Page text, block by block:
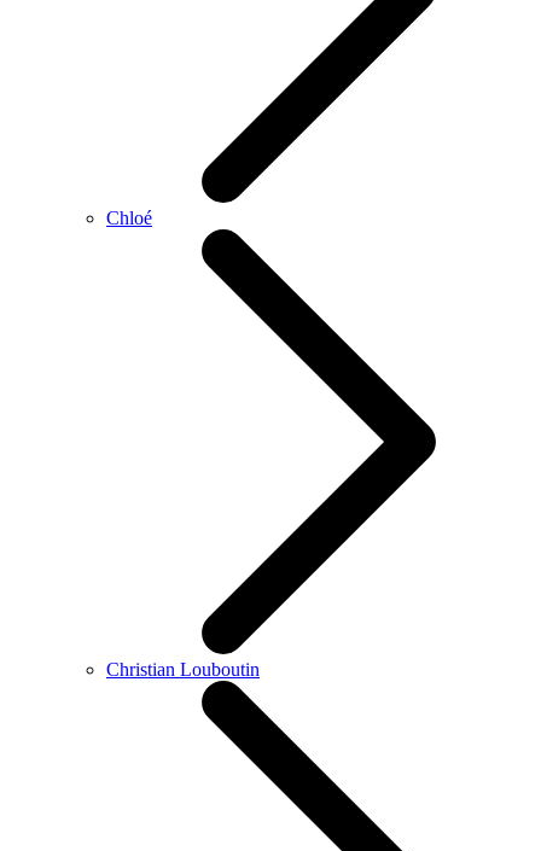
Chloé
Christian Louboutin